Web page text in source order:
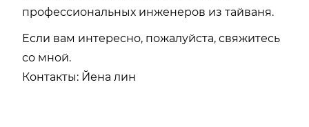
профессиональных инженеров из тайваня.
Если вам интересно, пожалуйста, свяжитесь
со мной.
Контакты: Йена лин